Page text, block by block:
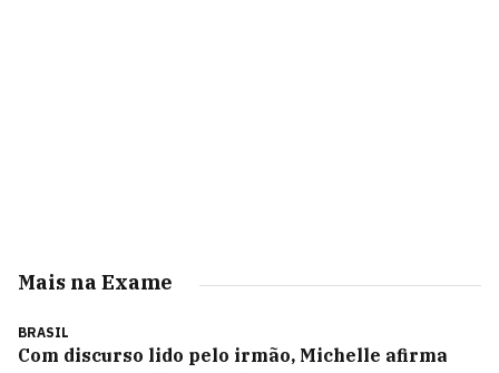
Mais na Exame
BRASIL
Com discurso lido pelo irmão, Michelle afirma